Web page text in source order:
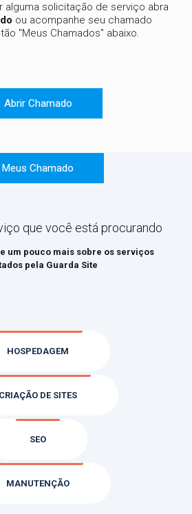
alguma solicitação de serviço abra
ou acompanhe seu chamado
"Meus Chamados" abaixo.
Abrir Chamado
Meus Chamado
que você está procurando
um pouco mais sobre os serviços
pela Guarda Site
HOSPEDAGEM
CRIAÇÃO DE SITES
SEO
MANUTENÇÃO